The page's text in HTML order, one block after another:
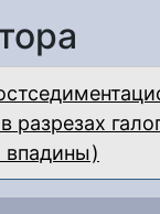
разрезах
впадины)